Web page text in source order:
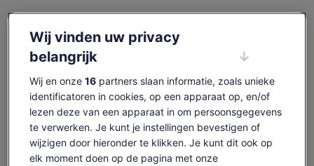
lokale en beroemde pinot noir geserveerd in de lokale
wijntavernes. Panoramisch uitzicht op de oude stad en het
meer van Konstanz inbegrepen!
Je zult zien:
Het fort
Vestingmuseum
Nieuw kasteel
Vineum Bodenmeer
Beschikbaarheid
controleren
Datums
zo. 9 aug - zo. 23 aug
Reizigers
1 reiziger
Wij vinden uw privacy
belangrijk
Wij en onze 16partners slaan informatie, zoals unieke
identificatoren in cookies, op een apparaat op, en/of
lezen deze van een apparaat in om persoonsgegevens
te verwerken. Je kunt je instellingen bevestigen of
wijzigen door hieronder te klikken. Je kunt dit ook op
elk moment doen op de pagina met onze